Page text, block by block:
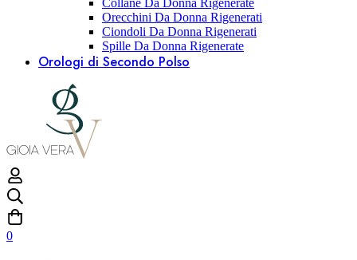
Collane Da Donna Rigenerate
Orecchini Da Donna Rigenerati
Ciondoli Da Donna Rigenerati
Spille Da Donna Rigenerate
Orologi di Secondo Polso
0